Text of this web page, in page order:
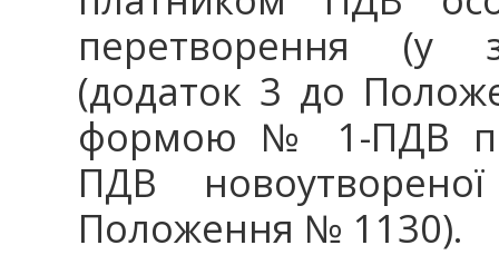
перетворення (у
(додаток 3 до
формою № 1-ПДВ
ПДВ
Положення № 1130).